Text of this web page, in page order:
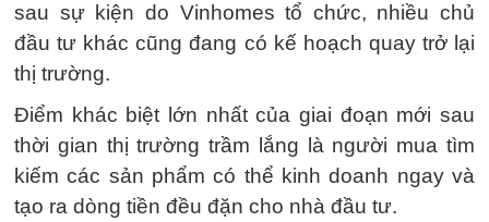
sau sự kiện do Vinhomes tổ chức, nhiều chủ
đầu tư khác cũng đang có kế hoạch quay trở lại
thị trường.
Điểm khác biệt lớn nhất của giai đoạn mới sau
thời gian thị trường trầm lắng là người mua tìm
kiếm các sản phẩm có thể kinh doanh ngay và
tạo ra dòng tiền đều đặn cho nhà đầu tư.